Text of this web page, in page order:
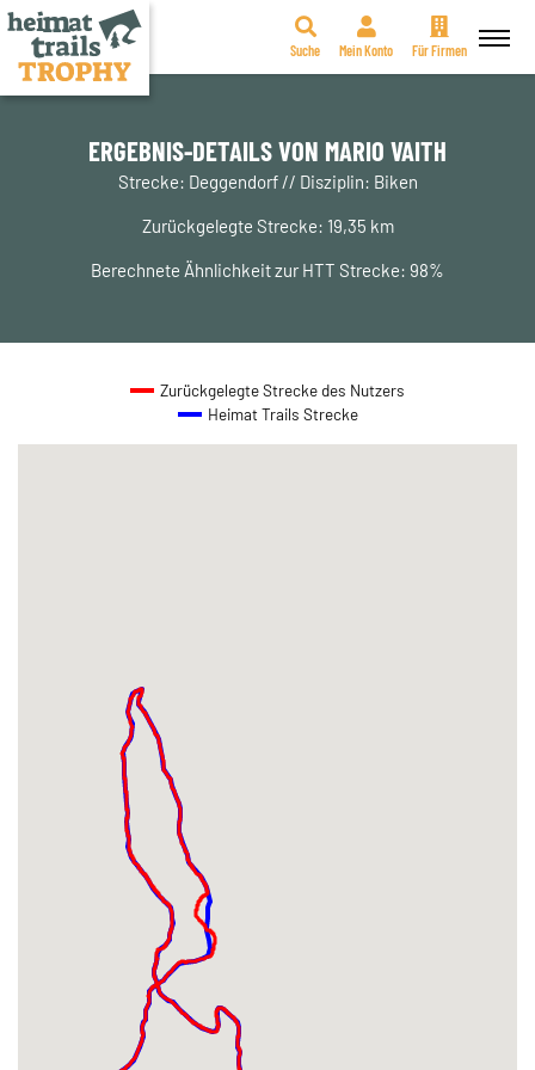
Zum
Suche Mein Konto Für Firmen
ERGEBNIS-DETAILS VON MARIO VAITH
Strecke: Deggendorf // Disziplin: Biken
Zurückgelegte Strecke: 19,35 km
Berechnete Ähnlichkeit zur HTT Strecke: 98%
Zurückgelegte Strecke des Nutzers
Heimat Trails Strecke